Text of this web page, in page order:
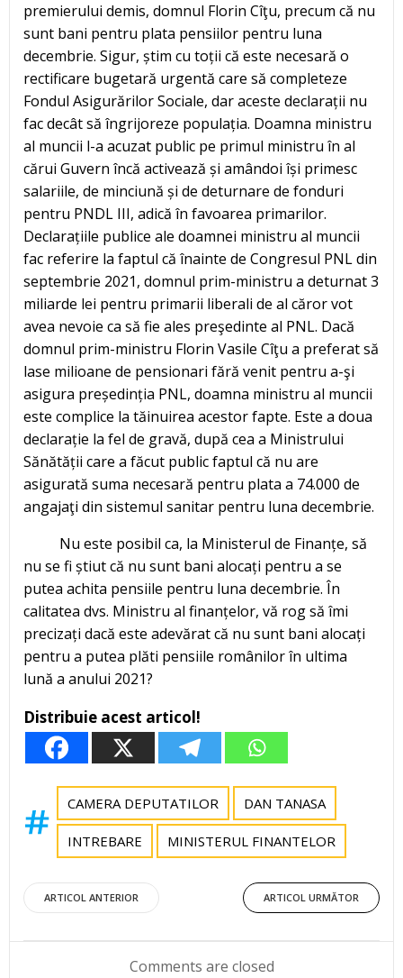
premierului demis, domnul Florin Cîţu, precum că nu
sunt bani pentru plata pensiilor pentru luna
decembrie. Sigur, știm cu toții că este necesară o
rectificare bugetară urgentă care să completeze
Fondul Asigurărilor Sociale, dar aceste declarații nu
fac decât să îngrijoreze populația. Doamna ministru
al muncii l-a acuzat public pe primul ministru în al
cărui Guvern încă activează și amândoi își primesc
salariile, de minciună și de deturnare de fonduri
pentru PNDL III, adică în favoarea primarilor.
Declarațiile publice ale doamnei ministru al muncii
fac referire la faptul că înainte de Congresul PNL din
septembrie 2021, domnul prim-ministru a deturnat 3
miliarde lei pentru primarii liberali de al căror vot
avea nevoie ca să fie ales preşedinte al PNL. Dacă
domnul prim-ministru Florin Vasile Cîţu a preferat să
lase milioane de pensionari fără venit pentru a-şi
asigura președinția PNL, doamna ministru al muncii
este complice la tăinuirea acestor fapte. Este a doua
declarație la fel de gravă, după cea a Ministrului
Sănătății care a făcut public faptul că nu are
asigurată suma necesară pentru plata a 74.000 de
angajaţi din sistemul sanitar pentru luna decembrie.
Nu este posibil ca, la Ministerul de Finanțe, să
nu se fi știut că nu sunt bani alocați pentru a se
putea achita pensiile pentru luna decembrie. În
calitatea dvs. Ministru al finanțelor, vă rog să îmi
precizați dacă este adevărat că nu sunt bani alocați
pentru a putea plăti pensiile românilor în ultima
lună a anului 2021?
Distribuie acest articol!
CAMERA DEPUTATILOR DAN TANASA
INTREBARE MINISTERUL FINANTELOR
Post
navigation
ARTICOL ANTERIOR
Post
navigation
ARTICOL URMĂTOR
Comments are closed